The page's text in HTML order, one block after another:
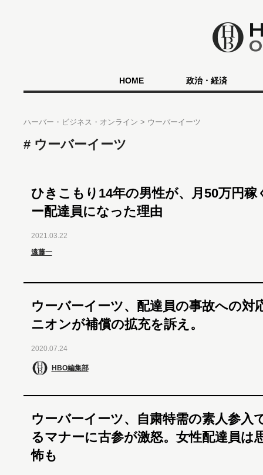
HOME 政治・経済
ハーバー・ビジネス・オンライン ウーバーイーツ
ウーバーイーツ
ひきこもり14年の男性が、月50万円稼
ー配達員になった理由
2021.03.22
遠藤一
ウーバーイーツ、配達員の事故への対
ニオンが補償の拡充を訴え。
2020.07.24
HBO編集部
ウーバーイーツ、自粛特需の素人参入
るマナーに古参が激怒。女性配達員は
怖も